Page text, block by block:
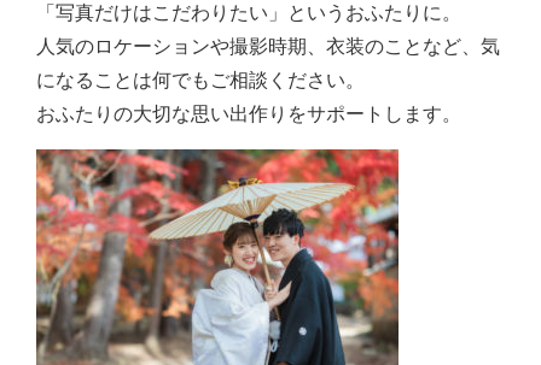
「写真だけはこだわりたい」というおふたりに。
人気のロケーションや撮影時期、衣装のことなど、気
になることは何でもご相談ください。
おふたりの大切な思い出作りをサポートします。